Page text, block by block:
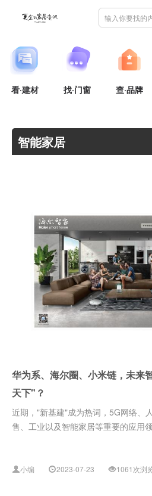
看·建材 找·门窗 查·品牌
智能家居
华为系、海尔圈、小米链，未来
天下"？
近期，"新基建"成为热词，5G网络、
售、工业以及智能家居等重要的应用
小编 2023-07-23 1061次浏